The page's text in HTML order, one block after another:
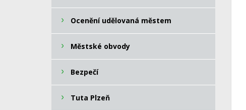
Ocenění udělovaná městem
Městské obvody
Bezpečí
Tuta Plzeň